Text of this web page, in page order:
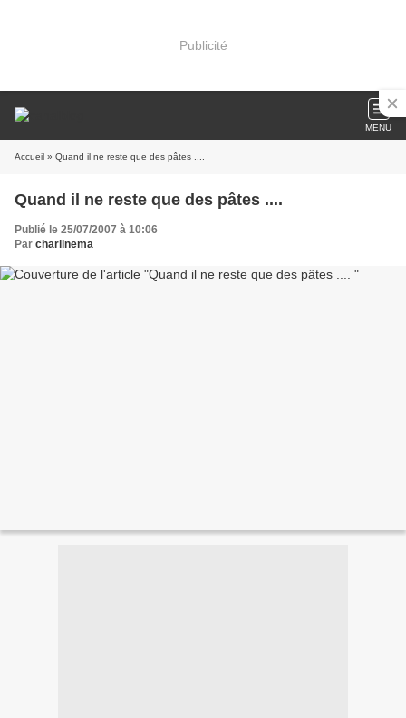
Publicité
MENU
Accueil » Quand il ne reste que des pâtes ....
Quand il ne reste que des pâtes ....
Publié le 25/07/2007 à 10:06
Par charlinema